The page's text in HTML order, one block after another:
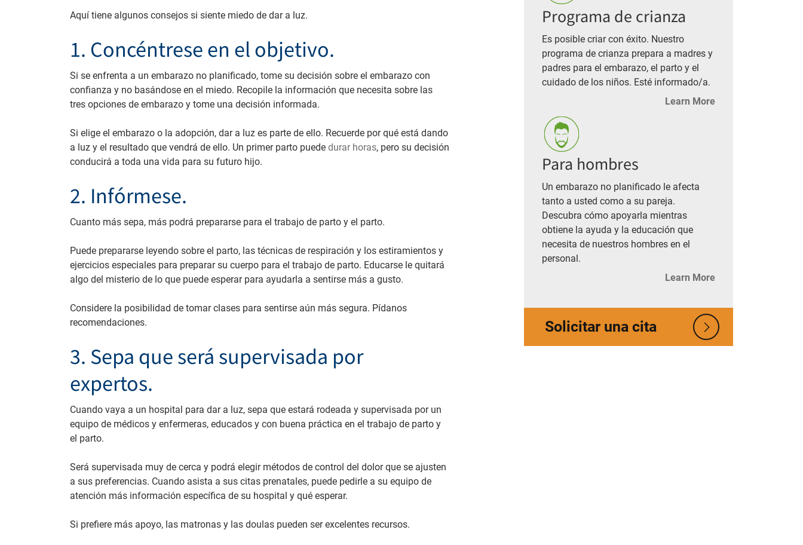
Aquí tiene algunos consejos si siente miedo de dar a luz.
1. Concéntrese en el objetivo.
Si se enfrenta a un embarazo no planificado, tome su decisión sobre el embarazo con
confianza y no basándose en el miedo. Recopile la información que necesita sobre las
tres opciones de embarazo y tome una decisión informada.
Si elige el embarazo o la adopción, dar a luz es parte de ello. Recuerde por qué está dando
a luz y el resultado que vendrá de ello. Un primer parto puede durar horas, pero su decisión
conducirá a toda una vida para su futuro hijo.
2. Infórmese.
Cuanto más sepa, más podrá prepararse para el trabajo de parto y el parto.
Puede prepararse leyendo sobre el parto, las técnicas de respiración y los estiramientos y
ejercicios especiales para preparar su cuerpo para el trabajo de parto. Educarse le quitará
algo del misterio de lo que puede esperar para ayudarla a sentirse más a gusto.
Considere la posibilidad de tomar clases para sentirse aún más segura. Pídanos
recomendaciones.
3. Sepa que será supervisada por
expertos.
Cuando vaya a un hospital para dar a luz, sepa que estará rodeada y supervisada por un
equipo de médicos y enfermeras, educados y con buena práctica en el trabajo de parto y
el parto.
Será supervisada muy de cerca y podrá elegir métodos de control del dolor que se ajusten
a sus preferencias. Cuando asista a sus citas prenatales, puede pedirle a su equipo de
atención más información específica de su hospital y qué esperar.
Si prefiere más apoyo, las matronas y las doulas pueden ser excelentes recursos.
Programa de crianza
Es posible criar con éxito. Nuestro
programa de crianza prepara a madres y
padres para el embarazo, el parto y el
cuidado de los niños. Esté informado/a.
Learn More
Para hombres
Un embarazo no planificado le afecta
tanto a usted como a su pareja.
Descubra cómo apoyarla mientras
obtiene la ayuda y la educación que
necesita de nuestros hombres en el
personal.
Learn More
Solicitar una cita